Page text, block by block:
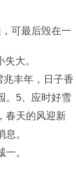
可最后毁在一
大。
丰年，日子香
。5、应时好雪
春天的风迎新
。
。